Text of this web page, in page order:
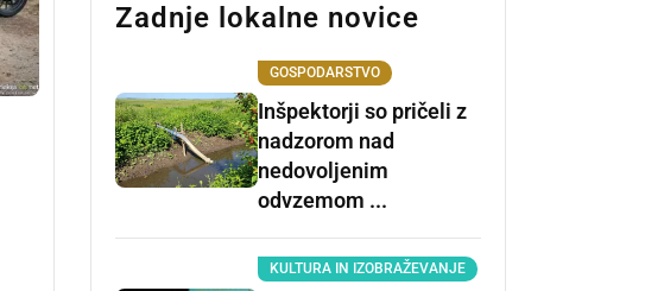
Zadnje lokalne novice
GOSPODARSTVO
Inšpektorji so pričeli z
nadzorom nad
nedovoljenim
odvzemom ...
KULTURA IN IZOBRAŽEVANJE